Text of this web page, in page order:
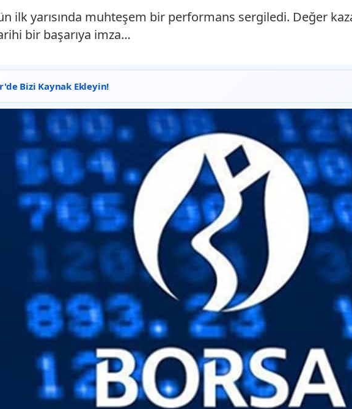
ilk yarısında muhteşem bir performans sergiledi. Değer
bir başarıya imza…
Bizi Kaynak Ekleyin!